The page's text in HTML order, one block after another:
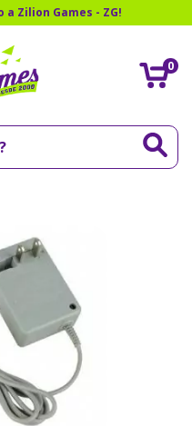
a Zilion Games - ZG!
0